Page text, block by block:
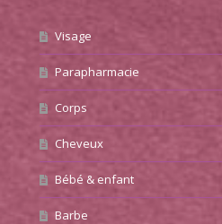
Visage
Parapharmacie
Corps
Cheveux
Bébé & enfant
Barbe